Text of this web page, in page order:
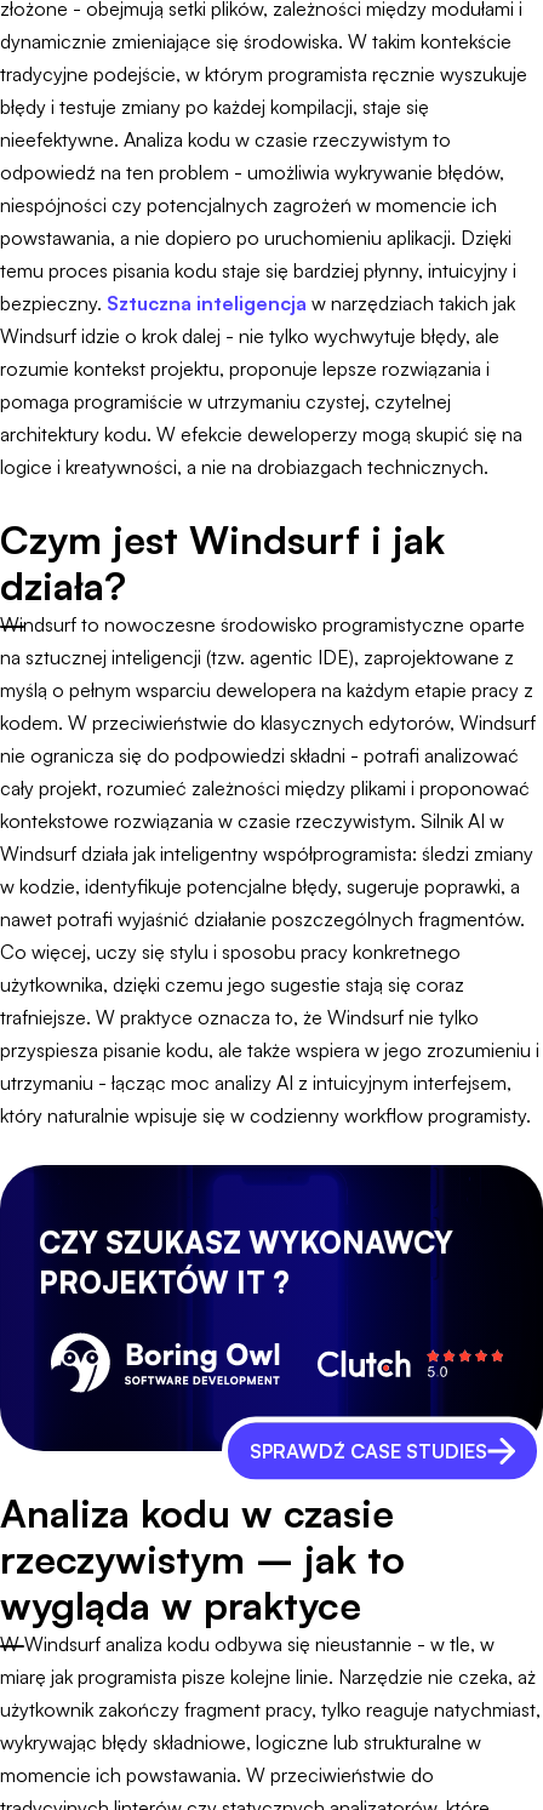
złożone - obejmują setki plików, zależności między modułami i
dynamicznie zmieniające się środowiska. W takim kontekście
tradycyjne podejście, w którym programista ręcznie wyszukuje
błędy i testuje zmiany po każdej kompilacji, staje się
nieefektywne. Analiza kodu w czasie rzeczywistym to
odpowiedź na ten problem - umożliwia wykrywanie błędów,
niespójności czy potencjalnych zagrożeń w momencie ich
powstawania, a nie dopiero po uruchomieniu aplikacji. Dzięki
temu proces pisania kodu staje się bardziej płynny, intuicyjny i
bezpieczny. Sztuczna inteligencja w narzędziach takich jak
Windsurf idzie o krok dalej - nie tylko wychwytuje błędy, ale
rozumie kontekst projektu, proponuje lepsze rozwiązania i
pomaga programiście w utrzymaniu czystej, czytelnej
architektury kodu. W efekcie deweloperzy mogą skupić się na
logice i kreatywności, a nie na drobiazgach technicznych.
Czym jest Windsurf i jak
działa?
Windsurf to nowoczesne środowisko programistyczne oparte
na sztucznej inteligencji (tzw. agentic IDE), zaprojektowane z
myślą o pełnym wsparciu dewelopera na każdym etapie pracy z
kodem. W przeciwieństwie do klasycznych edytorów, Windsurf
nie ogranicza się do podpowiedzi składni - potrafi analizować
cały projekt, rozumieć zależności między plikami i proponować
kontekstowe rozwiązania w czasie rzeczywistym. Silnik AI w
Windsurf działa jak inteligentny współprogramista: śledzi zmiany
w kodzie, identyfikuje potencjalne błędy, sugeruje poprawki, a
nawet potrafi wyjaśnić działanie poszczególnych fragmentów.
Co więcej, uczy się stylu i sposobu pracy konkretnego
użytkownika, dzięki czemu jego sugestie stają się coraz
trafniejsze. W praktyce oznacza to, że Windsurf nie tylko
przyspiesza pisanie kodu, ale także wspiera w jego zrozumieniu i
utrzymaniu - łącząc moc analizy AI z intuicyjnym interfejsem,
który naturalnie wpisuje się w codzienny workflow programisty.
CZY SZUKASZ WYKONAWCY
PROJEKTÓW IT ?
SPRAWDŹ CASE STUDIES
Analiza kodu w czasie
rzeczywistym – jak to
wygląda w praktyce
W Windsurf analiza kodu odbywa się nieustannie - w tle, w
miarę jak programista pisze kolejne linie. Narzędzie nie czeka, aż
użytkownik zakończy fragment pracy, tylko reaguje natychmiast,
wykrywając błędy składniowe, logiczne lub strukturalne w
momencie ich powstawania. W przeciwieństwie do